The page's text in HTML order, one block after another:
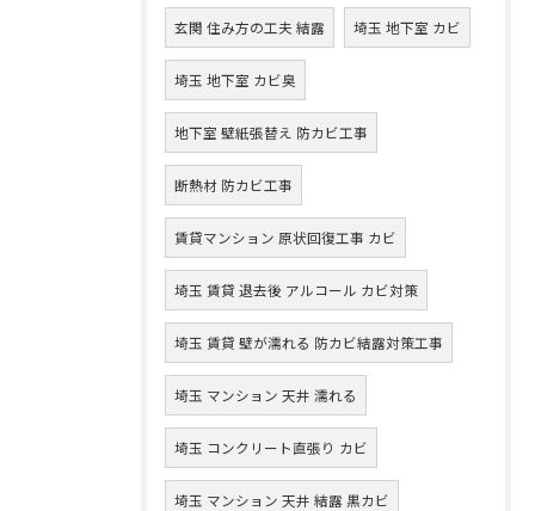
玄関 住み方の工夫 結露 埼玉 地下室 カビ
埼玉 地下室 カビ臭
地下室 壁紙張替え 防カビ工事
断熱材 防カビ工事
賃貸マンション 原状回復工事 カビ
埼玉 賃貸 退去後 アルコール カビ対策
埼玉 賃貸 壁が濡れる 防カビ結露対策工事
埼玉 マンション 天井 濡れる
埼玉 コンクリート直張り カビ
埼玉 マンション 天井 結露 黒カビ